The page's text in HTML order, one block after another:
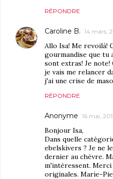
RÉPONDRE
Caroline B. 14 mars,
Allo Isa! Me revoilà!
gourmandise que tu
sont extras! Je note!
je vais me relancer
j'ai une crise de
RÉPONDRE
Anonyme 16 mai,
Bonjour Isa,
Dans quelle
ebelskivers ? Je ne
dernier au chèvre.
m'intéressent.
originales. Marie-